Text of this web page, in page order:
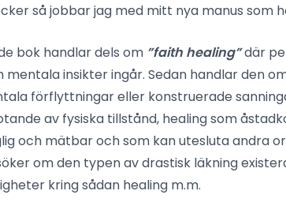
så jobbar jag med mitt nya manus som
bok handlar dels om ”faith healing”där
mentala insikter ingår. Sedan handlar den
förflyttningar eller konstruerade
av fysiska tillstånd, healing som
och mätbar och som kan utesluta andra
om den typen av drastisk läkning
kring sådan healing m.m.